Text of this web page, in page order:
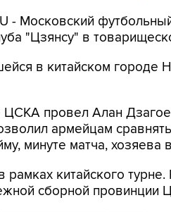
- Московский
"Цзянсу" в
в китайском городе
ЦСКА провел Алан
армейцам
минуте матча, хозяева
китайского турне.
сборной провинции